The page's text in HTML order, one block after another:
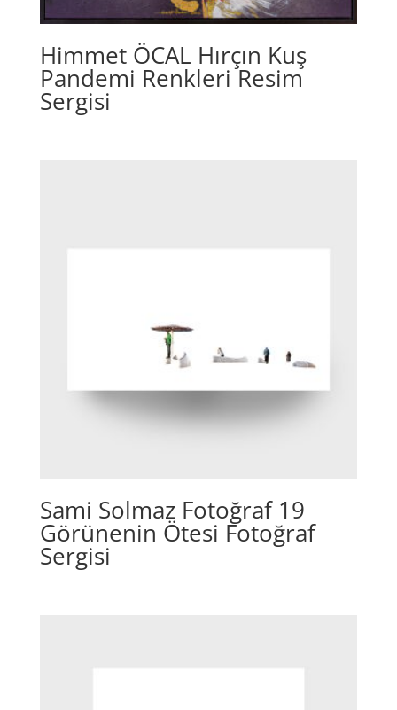
Himmet ÖCAL Hırçın Kuş
Pandemi Renkleri Resim
Sergisi
Sami Solmaz Fotoğraf 19
Görünenin Ötesi Fotoğraf
Sergisi